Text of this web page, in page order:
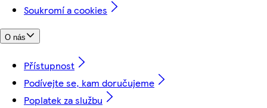
Soukromí a cookies
O nás
Přístupnost
Podívejte se, kam doručujeme
Poplatek za službu